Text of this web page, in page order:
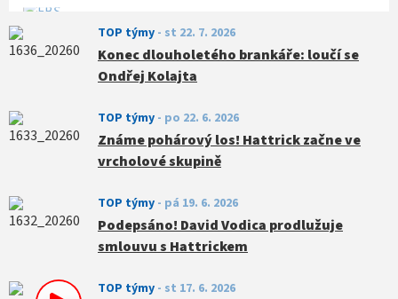
TOP týmy - st 22. 7. 2026
Konec dlouholetého brankáře: loučí se
Ondřej Kolajta
TOP týmy - po 22. 6. 2026
Známe pohárový los! Hattrick začne ve
vrcholové skupině
TOP týmy - pá 19. 6. 2026
Podepsáno! David Vodica prodlužuje
smlouvu s Hattrickem
TOP týmy - st 17. 6. 2026